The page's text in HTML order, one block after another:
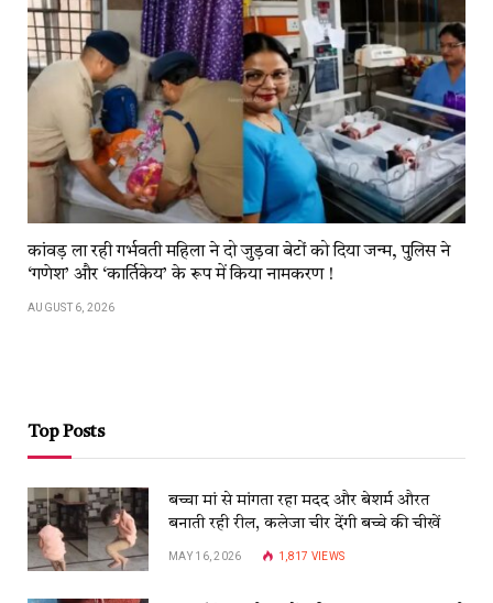
कांवड़​​ ला​​ रही​​ गर्भवती महिला ने दो जुड़वा बेटों को दिया जन्म, पुलिस ने
‘गणेश’ और ‘कार्तिकेय’ के रूप में किया नामकरण !
AUGUST 6, 2026
Top Posts
बच्चा मां से मांगता रहा मदद और बेशर्म औरत
बनाती रही रील, कलेजा चीर देंगी बच्चे की चीखें
MAY 16, 2026 1,817 VIEWS